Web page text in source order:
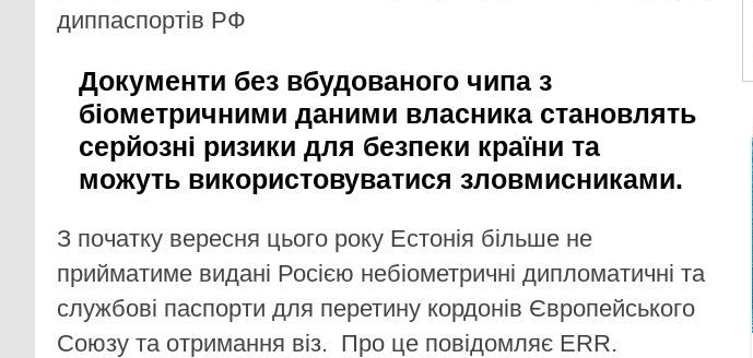
диппаспортів РФ
Документи без вбудованого чипа з
біометричними даними власника становлять
серйозні ризики для безпеки країни та
можуть використовуватися зловмисниками.
З початку вересня цього року Естонія більше не
прийматиме видані Росією небіометричні дипломатичні та
службові паспорти для перетину кордонів Європейського
Союзу та отримання віз. Про це повідомляє ERR.